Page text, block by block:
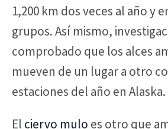
1,200 km dos veces al año y
grupos. Así mismo,
comprobado que los alces
mueven de un lugar a otro
estaciones del año en Alaska.
El ciervo mulo es otro que